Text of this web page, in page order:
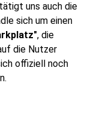
uns auch die
sich um einen
, die
die Nutzer
offiziell noch